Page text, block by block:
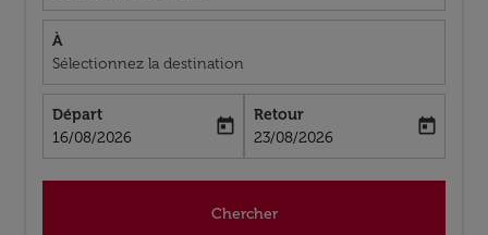
À
Sélectionnez la destination
Départ
fc-booking-departure-date-aria-label
16/08/2026
today
Retour
fc-booking-return-date-aria-label
23/08/2026
today
Chercher